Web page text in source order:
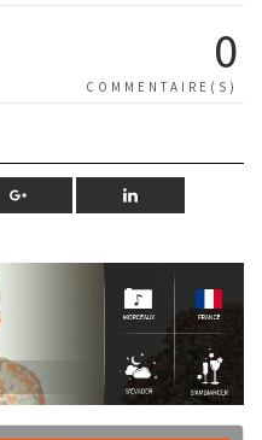
0
COMMENTAIRE(S)